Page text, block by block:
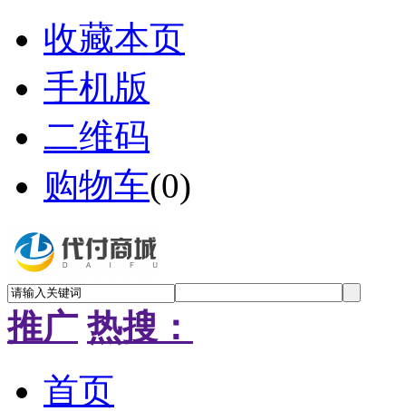
收藏本页
手机版
二维码
购物车(0)
推广 热搜：
首页